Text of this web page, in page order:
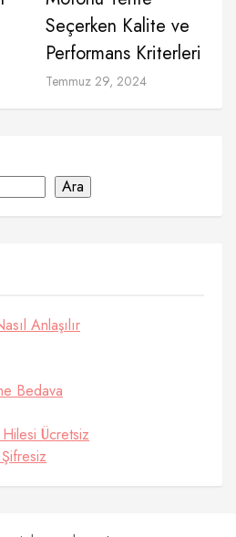
Seçerken Kalite ve
Performans Kriterleri
Temmuz 29, 2024
Ara
Anlaşılır
Bedava
Ücretsiz